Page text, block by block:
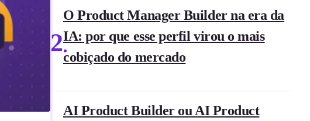
2
O Product Manager Builder na era da
IA: por que esse perfil virou o mais
cobiçado do mercado
AI Product Builder ou AI Product